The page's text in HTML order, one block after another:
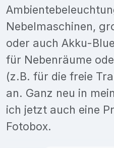
Nebelmaschinen,
oder auch Akku-
für Nebenräume
(z.B. für die freie
an. Ganz neu in
ich jetzt auch eine
Fotobox.